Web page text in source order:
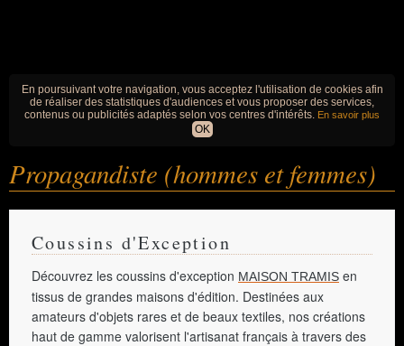
En poursuivant votre navigation, vous acceptez l'utilisation de cookies afin
de réaliser des statistiques d'audiences et vous proposer des services,
contenus ou publicités adaptés selon vos centres d'intérêts. En savoir plus
OK
Propagandiste (hommes et femmes)
Coussins d'Exception
Découvrez les coussins d'exception MAISON TRAMIS en
tissus de grandes maisons d'édition. Destinées aux
amateurs d'objets rares et de beaux textiles, nos créations
haut de gamme valorisent l'artisanat français à travers des